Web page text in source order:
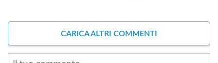
CARICA ALTRI COMMENTI